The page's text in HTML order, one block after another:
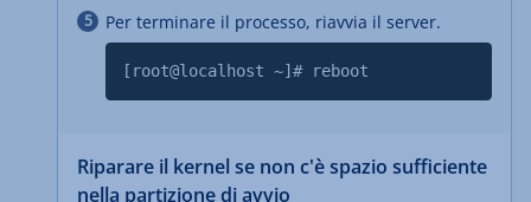
Per terminare il processo, riavvia il server.
[root@localhost ~]# reboot
Riparare il kernel se non c'è spazio sufficiente
nella partizione di avvio